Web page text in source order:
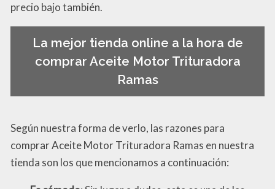
precio bajo también.
La mejor tienda online a la hora de
comprar Aceite Motor Trituradora
Ramas
Según nuestra forma de verlo, las razones para
comprar Aceite Motor Trituradora Ramas en nuestra
tienda son los que mencionamos a continuación: